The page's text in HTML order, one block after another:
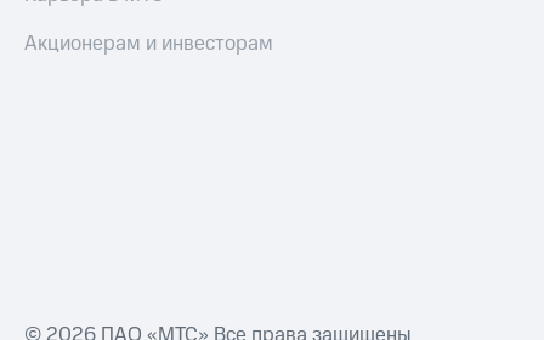
Акционерам и инвесторам